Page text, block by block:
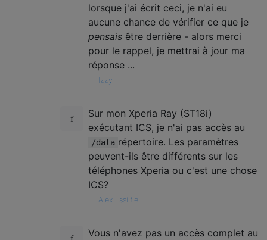
lorsque j'ai écrit ceci, je n'ai eu
aucune chance de vérifier ce que je
pensais être derrière - alors merci
pour le rappel, je mettrai à jour ma
réponse ...
Izzy
Sur mon Xperia Ray (ST18i)
exécutant ICS, je n'ai pas accès au
/data répertoire. Les paramètres
peuvent-ils être différents sur les
téléphones Xperia ou c'est une chose
ICS?
Alex Essilfie
Vous n'avez pas un accès complet au